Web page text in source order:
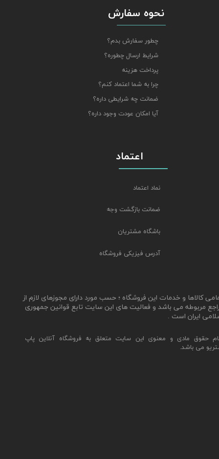
نحوه سفارش
چطور سفارش بدم؟
شرایط ارسال چطوره؟
پرداخت هزینه
چرا به شما اعتماد کنم؟
ضمانت چه شرایطی داره؟
آیا امکان عودت وجود داره؟
حقوق مادی و معنوی این سایت متعلق به فروشگاه آنلاین پاپ
می باشد.
اعتماد
نماد اعتماد
ضمانت بازگشت وجه
باشگاه مشتریان
آدرس فیزیکی فروشگاه
کالاها و خدمات این فروشگاه ؛ حسب مورد دارای مجوزهای لازم از
مربوطه می باشد و فعالیت های این سایت تابع قوانین جمهوری
ایران است .